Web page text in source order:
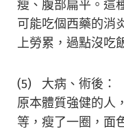
瘦、腹部扁平。這
可能吃個西藥的消
上勞累，過點沒吃
(5) 大病、術後：
原本體質強健的人
等，瘦了一圈，面